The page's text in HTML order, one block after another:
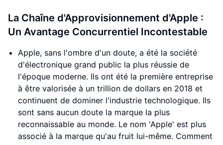
La Chaîne d'Approvisionnement d'Apple :
Un Avantage Concurrentiel Incontestable
Apple, sans l'ombre d'un doute, a été la société
d'électronique grand public la plus réussie de
l'époque moderne. Ils ont été la première entreprise
à être valorisée à un trillion de dollars en 2018 et
continuent de dominer l'industrie technologique. Ils
sont sans aucun doute la marque la plus
reconnaissable au monde. Le nom 'Apple' est plus
associé à la marque qu'au fruit lui-même. Comment